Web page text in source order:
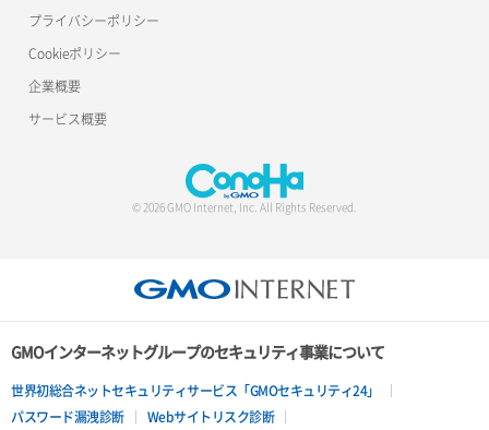
プライバシーポリシー
Cookieポリシー
企業概要
サービス概要
© 2026 GMO Internet, Inc. All Rights Reserved.
GMOインターネットグループのセキュリティ事業について
世界初総合ネットセキュリティサービス「GMOセキュリティ24」
パスワード漏洩診断
Webサイトリスク診断